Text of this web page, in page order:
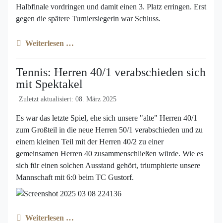
Halbfinale vordringen und damit einen 3. Platz erringen. Erst
gegen die spätere Turniersiegerin war Schluss.
Weiterlesen …
Tennis: Herren 40/1 verabschieden sich
mit Spektakel
Zuletzt aktualisiert: 08. März 2025
Es war das letzte Spiel, ehe sich unsere "alte" Herren 40/1
zum Großteil in die neue Herren 50/1 verabschieden und zu
einem kleinen Teil mit der Herren 40/2 zu einer
gemeinsamen Herren 40 zusammenschließen würde. Wie es
sich für einen solchen Ausstand gehört, triumphierte unsere
Mannschaft mit 6:0 beim TC Gustorf.
Weiterlesen …